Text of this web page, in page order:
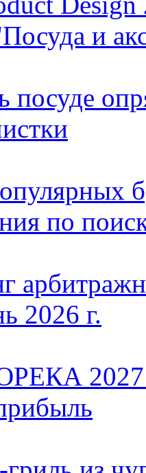
и
посуде
по
2026 г.
2027: